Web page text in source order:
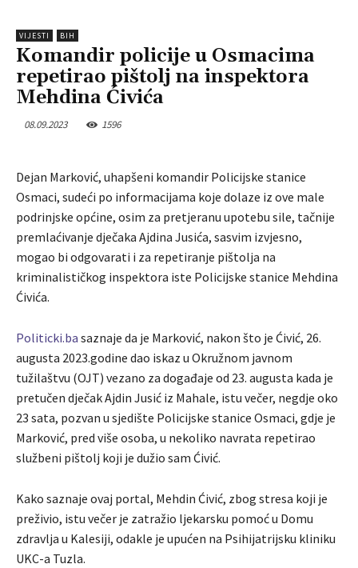
VIJESTI BIH
Komandir policije u Osmacima
repetirao pištolj na inspektora
Mehdina Ćivića
08.09.2023 1596
Dejan Marković, uhapšeni komandir Policijske stanice
Osmaci, sudeći po informacijama koje dolaze iz ove male
podrinjske općine, osim za pretjeranu upotebu sile, tačnije
premlaćivanje dječaka Ajdina Jusića, sasvim izvjesno,
mogao bi odgovarati i za repetiranje pištolja na
kriminalističkog inspektora iste Policijske stanice Mehdina
Ćivića.
Politicki.ba saznaje da je Marković, nakon što je Ćivić, 26.
augusta 2023.godine dao iskaz u Okružnom javnom
tužilaštvu (OJT) vezano za događaje od 23. augusta kada je
pretučen dječak Ajdin Jusić iz Mahale, istu večer, negdje oko
23 sata, pozvan u sjedište Policijske stanice Osmaci, gdje je
Marković, pred više osoba, u nekoliko navrata repetirao
službeni pištolj koji je dužio sam Ćivić.
Kako saznaje ovaj portal, Mehdin Ćivić, zbog stresa koji je
preživio, istu večer je zatražio ljekarsku pomoć u Domu
zdravlja u Kalesiji, odakle je upućen na Psihijatrijsku kliniku
UKC-a Tuzla.